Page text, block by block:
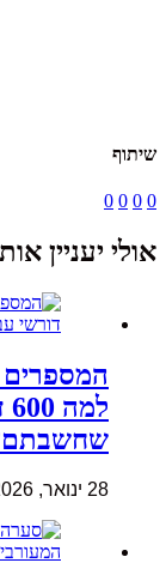
שיתוף
0
0
0
0
אולי יעניין
28 ינואר, 2026